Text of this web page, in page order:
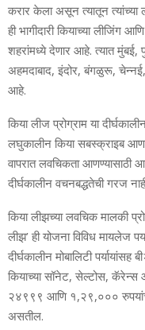
करार केला असून त्यातून त्यांच्या
ही भागीदारी कियाच्या लीजिंग
शहरांमध्ये देणार आहे. त्यात मुंबई,
अहमदाबाद, इंदोर, बंगळुरू,
आहे.
किया लीज प्रोग्राम या
लघुकालीन किया सबस्क्राइब
वापरात लवचिकता आणण्यासाठी
दीर्घकालीन वचनबद्धतेची गरज
किया लीझच्या लवचिक मालकी
लीझ’ ही योजना विविध मायलेज
दीर्घकालीन मोबालिटी
कियाच्या सॉनेट, सेल्टोस,
२४९९९ आणि १,२९,०००
असतील.